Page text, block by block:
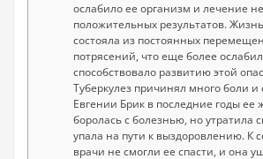
ослабило ее организм и лечение
положительных результатов.
состояла из постоянных
потрясений, что еще более
способствовало развитию этой
Туберкулез причинял много боли и
Евгении Брик в последние годы ее
боролась с болезнью, но утратила
упала на пути к выздоровлению. К
врачи не смогли ее спасти, и она